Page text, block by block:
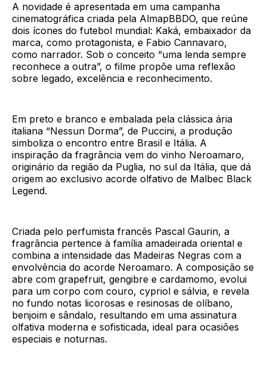
A novidade é apresentada em uma campanha
cinematográfica criada pela AlmapBBDO, que reúne
dois ícones do futebol mundial: Kaká, embaixador da
marca, como protagonista, e Fabio Cannavaro,
como narrador. Sob o conceito “uma lenda sempre
reconhece a outra”, o filme propõe uma reflexão
sobre legado, excelência e reconhecimento.
Em preto e branco e embalada pela clássica ária
italiana “Nessun Dorma”, de Puccini, a produção
simboliza o encontro entre Brasil e Itália. A
inspiração da fragrância vem do vinho Neroamaro,
originário da região da Puglia, no sul da Itália, que dá
origem ao exclusivo acorde olfativo de Malbec Black
Legend.
Criada pelo perfumista francês Pascal Gaurin, a
fragrância pertence à família amadeirada oriental e
combina a intensidade das Madeiras Negras com a
envolvência do acorde Neroamaro. A composição se
abre com grapefruit, gengibre e cardamomo, evolui
para um corpo com couro, cypriol e sálvia, e revela
no fundo notas licorosas e resinosas de olíbano,
benjoim e sândalo, resultando em uma assinatura
olfativa moderna e sofisticada, ideal para ocasiões
especiais e noturnas.